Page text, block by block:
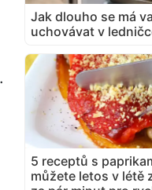
Jak dlouho se má
uchovávat v
5 receptů s
můžete letos v létě